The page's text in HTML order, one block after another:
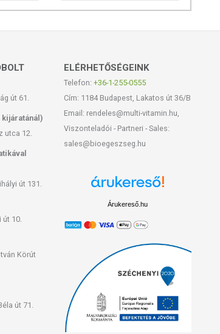
út 61.
kijáratánál)
utca 12.
út 131.
út 10.
Körút
út 71.
ELÉRHETŐSÉGEINK
Telefon: +36-1-255-0555
Cím: 1184 Budapest, Lakatos út 36/B
Email: rendeles@multi-vitamin.hu,
Viszonteladói - Partneri - Sales:
sales@bioegeszseg.hu
Árukereső.hu